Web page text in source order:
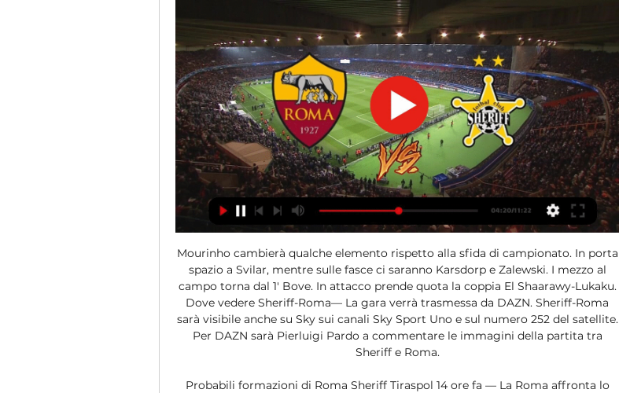
Mourinho cambierà qualche elemento rispetto alla sfida di campionato. In porta
spazio a Svilar, mentre sulle fasce ci saranno Karsdorp e Zalewski. I mezzo al
campo torna dal 1' Bove. In attacco prende quota la coppia El Shaarawy-Lukaku.
Dove vedere Sheriff-Roma— La gara verrà trasmessa da DAZN. Sheriff-Roma
sarà visibile anche su Sky sui canali Sky Sport Uno e sul numero 252 del satellite.
Per DAZN sarà Pierluigi Pardo a commentare le immagini della partita tra
Sheriff e Roma.
Probabili formazioni di Roma Sheriff Tiraspol 14 ore fa — La Roma affronta lo